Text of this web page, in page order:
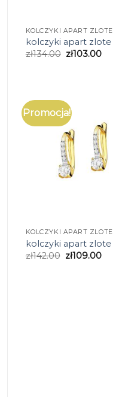
KOLCZYKI APART ZLOTE
kolczyki apart zlote
zł134.00 zł103.00
Promocja!
KOLCZYKI APART ZLOTE
kolczyki apart zlote
zł142.00 zł109.00